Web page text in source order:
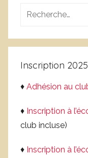
Recherche
:
Inscription
♦ Adhésion au
♦ Inscription à
club incluse)
♦ Inscription à